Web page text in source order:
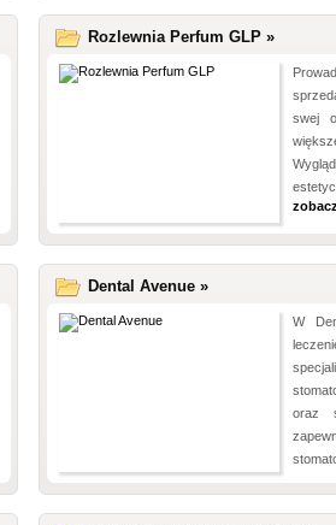
Rozlewnia Perfum GLP »
swej
Dental Avenue »
W
oraz